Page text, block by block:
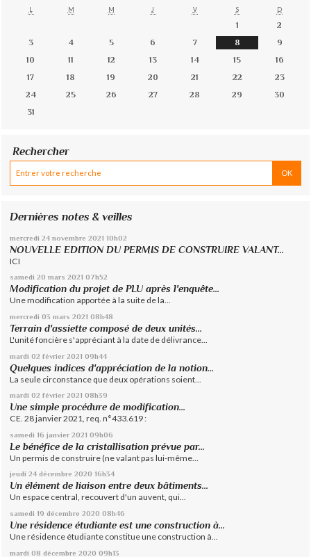
L M M J V S D
1
2
3
4 5 6 7 8
9
10
11 12 13 14 15
16
17
18 19 20 21 22
23
24
25 26 27 28 29
30
31
Rechercher
Dernières notes & veilles
mercredi 24 novembre 2021 10h02
NOUVELLE EDITION DU PERMIS DE CONSTRUIRE VALANT...
ICI
samedi 20 mars 2021 07h52
Modification du projet de PLU après l'enquête...
Une modification apportée à la suite de la...
mercredi 03 mars 2021 08h48
Terrain d'assiette composé de deux unités...
L'unité foncière s'appréciant à la date de délivrance...
mardi 02 février 2021 09h44
Quelques indices d'appréciation de la notion...
La seule circonstance que deux opérations soient...
mardi 02 février 2021 08h39
Une simple procédure de modification...
CE. 28 janvier 2021, req. n°433.619 :
samedi 16 janvier 2021 09h06
Le bénéfice de la cristallisation prévue par...
Un permis de construire (ne valant pas lui-même...
jeudi 24 décembre 2020 16h34
Un élément de liaison entre deux bâtiments...
Un espace central, recouvert d'un auvent, qui...
samedi 19 décembre 2020 08h46
Une résidence étudiante est une construction à...
Une résidence étudiante constitue une construction à...
mardi 08 décembre 2020 09h13